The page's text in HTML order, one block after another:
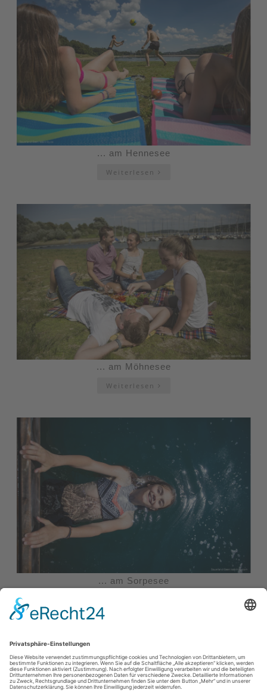
... am Hennesee
Weiterlesen
... am Möhnesee
Weiterlesen
... am Sorpesee
Impressum|Datenschutzerklärung|Barrierefreiheitserklärung|
Kontakt